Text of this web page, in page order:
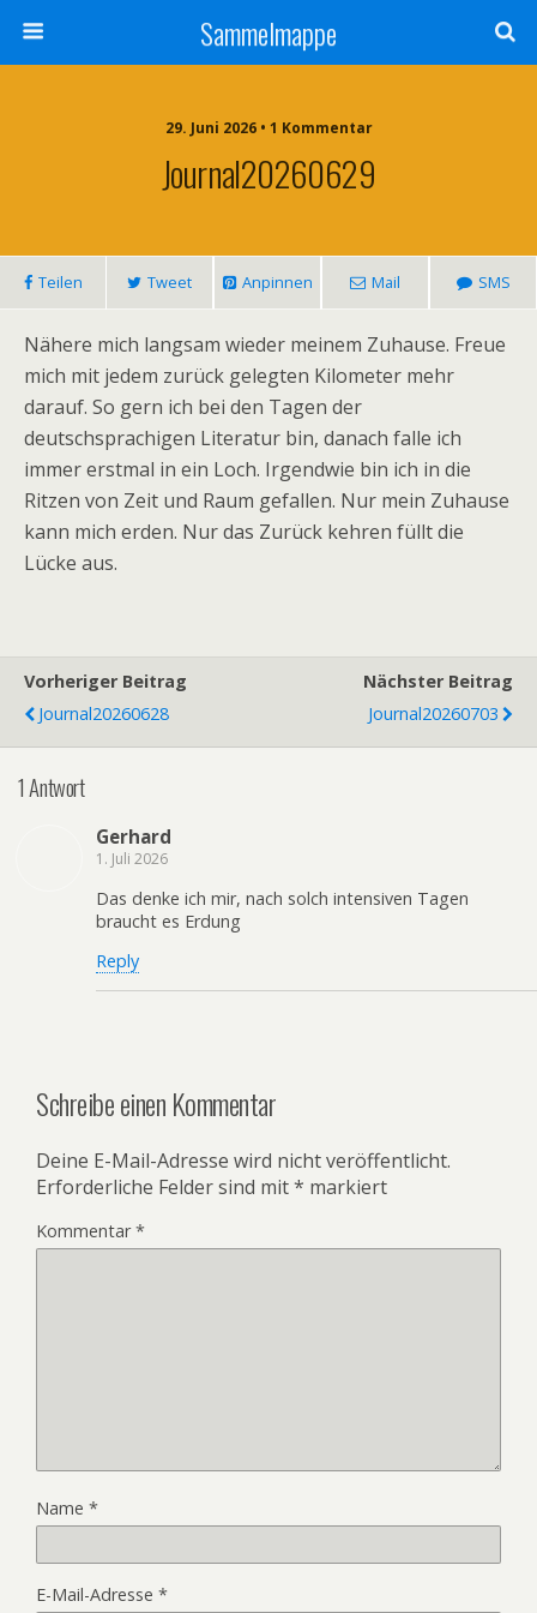
Sammelmappe
29. Juni 2026 • 1 Kommentar
Journal20260629
Teilen Tweet Anpinnen Mail SMS
Nähere mich langsam wieder meinem Zuhause. Freue
mich mit jedem zurück gelegten Kilometer mehr
darauf. So gern ich bei den Tagen der
deutschsprachigen Literatur bin, danach falle ich
immer erstmal in ein Loch. Irgendwie bin ich in die
Ritzen von Zeit und Raum gefallen. Nur mein Zuhause
kann mich erden. Nur das Zurück kehren füllt die
Lücke aus.
Vorheriger Beitrag
Journal20260628
Nächster Beitrag
Journal20260703
1 Antwort
Gerhard
1. Juli 2026
Das denke ich mir, nach solch intensiven Tagen
braucht es Erdung
Reply
Schreibe einen Kommentar
Deine E-Mail-Adresse wird nicht veröffentlicht.
Erforderliche Felder sind mit* markiert
Kommentar*
Name *
E-Mail-Adresse *